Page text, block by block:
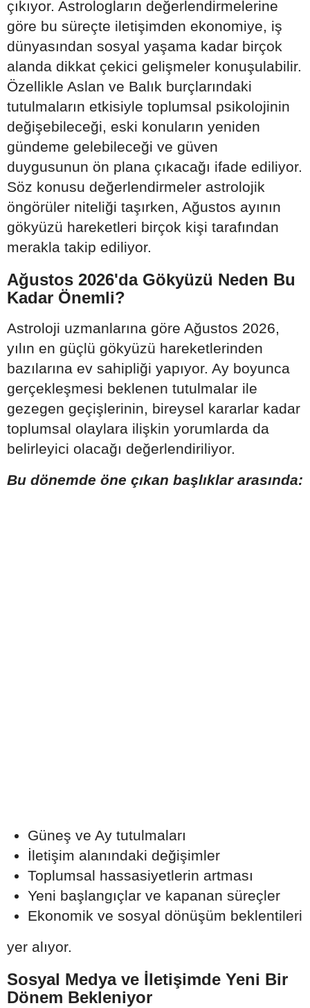
çıkıyor. Astrologların değerlendirmelerine
göre bu süreçte iletişimden ekonomiye, iş
dünyasından sosyal yaşama kadar birçok
alanda dikkat çekici gelişmeler konuşulabilir.
Özellikle Aslan ve Balık burçlarındaki
tutulmaların etkisiyle toplumsal psikolojinin
değişebileceği, eski konuların yeniden
gündeme gelebileceği ve güven
duygusunun ön plana çıkacağı ifade ediliyor.
Söz konusu değerlendirmeler astrolojik
öngörüler niteliği taşırken, Ağustos ayının
gökyüzü hareketleri birçok kişi tarafından
merakla takip ediliyor.
Ağustos 2026'da Gökyüzü Neden Bu
Kadar Önemli?
Astroloji uzmanlarına göre Ağustos 2026,
yılın en güçlü gökyüzü hareketlerinden
bazılarına ev sahipliği yapıyor. Ay boyunca
gerçekleşmesi beklenen tutulmalar ile
gezegen geçişlerinin, bireysel kararlar kadar
toplumsal olaylara ilişkin yorumlarda da
belirleyici olacağı değerlendiriliyor.
Bu dönemde öne çıkan başlıklar arasında:
Güneş ve Ay tutulmaları
İletişim alanındaki değişimler
Toplumsal hassasiyetlerin artması
Yeni başlangıçlar ve kapanan süreçler
Ekonomik ve sosyal dönüşüm beklentileri
yer alıyor.
Sosyal Medya ve İletişimde Yeni Bir
Dönem Bekleniyor